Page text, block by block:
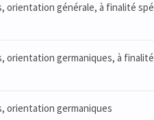
orientation générale, à finalité
orientation germaniques, à
orientation germaniques